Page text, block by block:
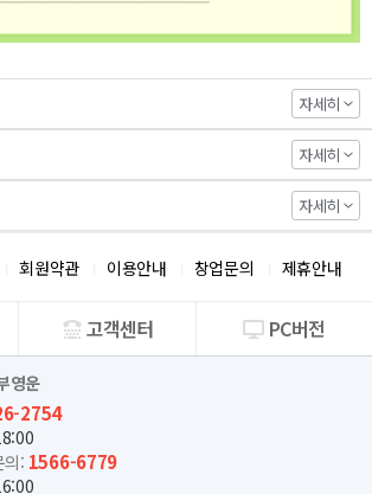
자세히
자세히
자세히
회원약관 이용안내 창업문의 제휴안내
회사소개
고객센터 PC버전
영운
2754
의: 1566-6779